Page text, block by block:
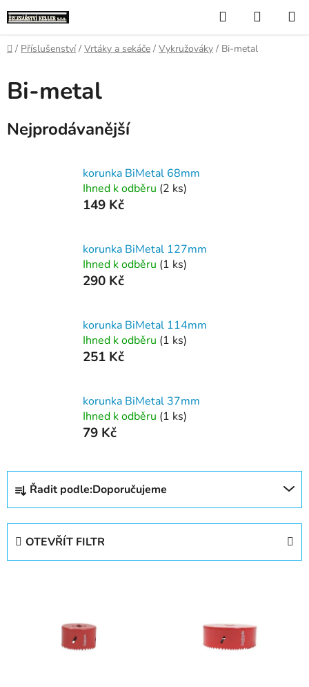
na
obsah
Hledat
KOŠÍK
Domů
/ Příslušenství / Vrtáky a sekáče / Vykružováky / Bi-metal
Bi-metal
Nejprodávanější
korunka BiMetal 68mm
Ihned k odběru (2 ks)
149 Kč
korunka BiMetal 127mm
Ihned k odběru (1 ks)
290 Kč
korunka BiMetal 114mm
Ihned k odběru (1 ks)
251 Kč
korunka BiMetal 37mm
Ihned k odběru (1 ks)
79 Kč
Ř
z
Řadit podle:Doporučujeme
OTEVŘÍT FILTR